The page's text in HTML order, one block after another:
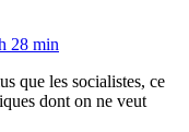
28 min
que les socialistes, ce
dont on ne veut